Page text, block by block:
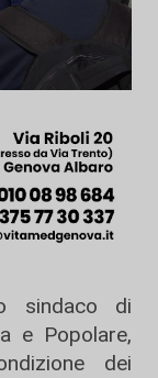
sindaco di
e Popolare,
dei